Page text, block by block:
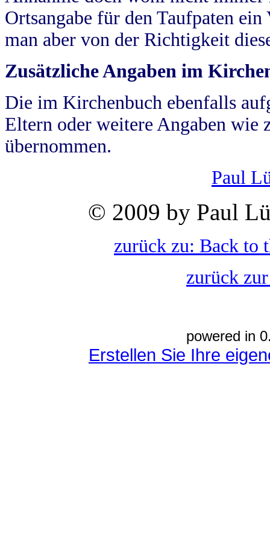
Ortsangabe für den Taufpaten
man aber von der Richtigkeit
Zusätzliche Angaben im
Die im Kirchenbuch ebenfalls
Eltern oder weitere Angaben wie
übernommen.
Paul
© 2009 by Paul
zurück zu: Back to
zurück
powered in
Erstellen Sie Ihre